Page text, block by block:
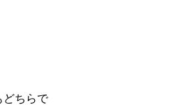
どちらで